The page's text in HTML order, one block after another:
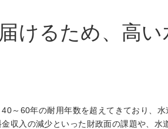
けるため、高
～60年の耐用年数を超えてきており、
収入の減少といった財政面の課題や、水